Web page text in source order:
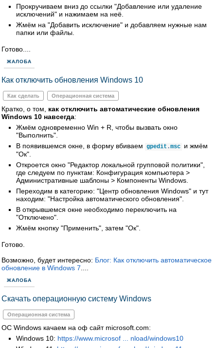
Прокручиваем вниз до ссылки "Добавление или удаление
исключений" и нажимаем на неё.
Жмём на "Добавить исключение" и добавляем нужные нам
папки или файлы.
Готово....
ЖАЛОБА
Как отключить обновления Windows 10
Как сделать Операционная система
Кратко, о том, как отключить автоматические обновления
Windows 10 навсегда:
Жмём одновременно Win + R, чтобы вызвать окно
"Выполнить".
В появившемся окне, в форму вбиваем gpedit .msc и жмём
"Ок".
Откроется окно "Редактор локальной групповой политики",
где следуем по пунктам: Конфигурация компьютера >
Административные шаблоны > Компоненты Windows.
Переходим в категорию: "Центр обновления Windows" и тут
находим: "Настройка автоматического обновления".
В открывшемся окне необходимо переключить на
"Отключено".
Жмём кнопку "Применить", затем "Ок".
Готово.
Возможно, будет интересно: Блог: Как отключить автоматическое
обновление в Windows 7
ЖАЛОБА
Скачать операционную систему Windows
Операционная система
ОС Windows качаем на оф сайт microsoft.com:
Windows 10: https://www.microsof ... nload/windows10